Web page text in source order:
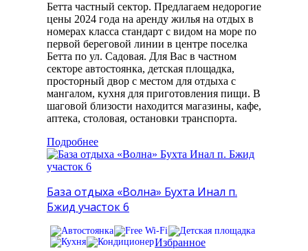
Бетта частный сектор. Предлагаем недорогие
цены 2024 года на аренду жилья на отдых в
номерах класса стандарт с видом на море по
первой береговой линии в центре поселка
Бетта по ул. Садовая. Для Вас в частном
секторе автостоянка, детская площадка,
просторный двор с местом для отдыха с
мангалом, кухня для приготовления пищи. В
шаговой близости находится магазины, кафе,
аптека, столовая, остановки транспорта.
Подробнее
База отдыха «Волна» Бухта Инал п.
Бжид участок 6
Избранное